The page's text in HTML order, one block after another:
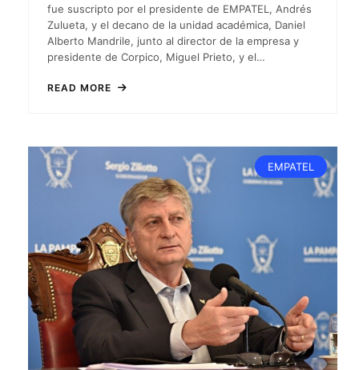
fue suscripto por el presidente de EMPATEL, Andrés
Zulueta, y el decano de la unidad académica, Daniel
Alberto Mandrile, junto al director de la empresa y
presidente de Corpico, Miguel Prieto, y el…
READ MORE
EMPATEL